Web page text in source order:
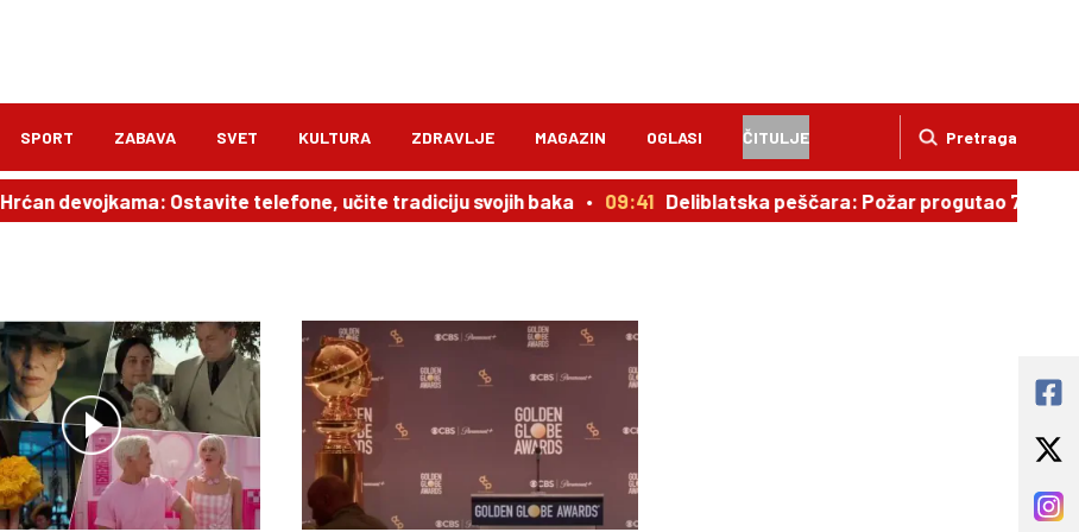
Pretraga
SPORT ZABAVA SVET KULTURA ZDRAVLJE MAGAZIN OGLASI ČITULJE
Hrćan devojkama: Ostavite telefone, učite tradiciju svojih baka 09:41 Deliblatska peščara: Požar progutao 700